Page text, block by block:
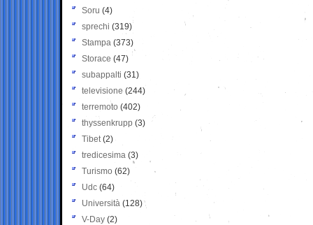
Soru (4)
sprechi (319)
Stampa (373)
Storace (47)
subappalti (31)
televisione(244)
terremoto (402)
thyssenkrupp (3)
Tibet(2)
tredicesima (3)
Turismo (62)
Udc (64)
Università (128)
V-Day (2)